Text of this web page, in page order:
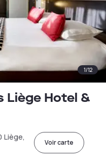
1/12
Liège Hotel &
Liège,
Voir carte